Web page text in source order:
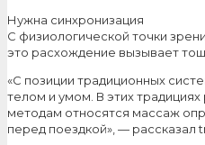
Нужна синхронизация
С физиологической точки
это расхождение вызывает
«С позиции традиционных
телом и умом. В этих
методам относятся массаж
перед поездкой», — рассказал